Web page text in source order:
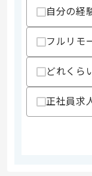
その他募集要項
エージェントか
メント
自分の経
フルリモ
どれくら
正社員求